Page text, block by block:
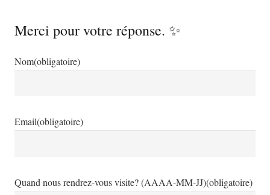
Merci pour votre réponse. ✨
Nom(obligatoire)
Email(obligatoire)
Quand nous rendrez-vous visite? (AAAA-MM-JJ)(obligatoire)